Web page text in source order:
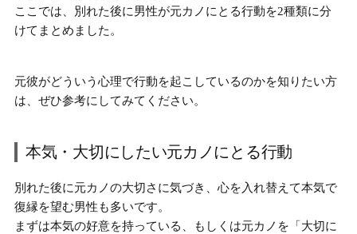
ここでは、 別れた後に男性が元カノにとる行動を2種類に分
けてまとめました。
元彼がどういう心理で行動を起こしているのかを知りたい方
は、ぜひ参考にしてみてください。
本気・大切にしたい元カノにとる行動
別れた後に元カノの大切さに気づき、 心を入れ替えて本気で
復縁を望む男性も多いです。
まずは本気の好意を持っている、もしくは元カノを「大切に